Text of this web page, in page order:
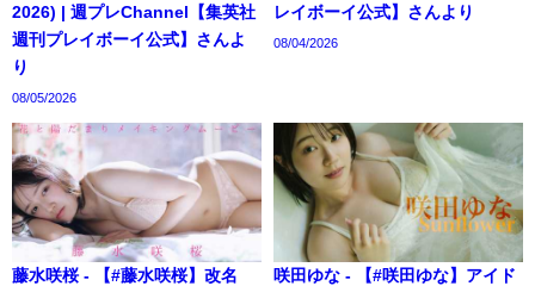
2026) | 週プレChannel【集英社
週刊プレイボーイ公式】さんよ
り
08/05/2026
レイボーイ公式】さんより
08/04/2026
藤水咲桜 - 【#藤水咲桜】改名
咲田ゆな - 【#咲田ゆな】アイド